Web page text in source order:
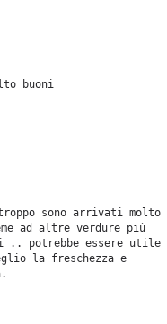
buoni
sono arrivati molto
ad altre verdure più
potrebbe essere utile
la freschezza e